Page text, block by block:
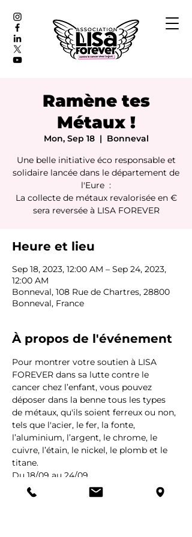
Ramène tes
Métaux !
Mon, Sep 18
  |
Bonneval
Une belle initiative éco responsable et
solidaire lancée dans le département de
l'Eure :
La collecte de métaux revalorisée en €
sera reversée à LISA FOREVER
Heure et lieu
Sep 18, 2023, 12:00 AM – Sep 24, 2023,
12:00 AM
Bonneval, 108 Rue de Chartres, 28800
Bonneval, France
À propos de l'événement
Pour montrer votre soutien à LISA
FOREVER dans sa lutte contre le
cancer chez l’enfant, vous pouvez
déposer dans la benne tous les types
de métaux, qu'ils soient ferreux ou non,
tels que l'acier, le fer, la fonte,
l’aluminium, l’argent, le chrome, le
cuivre, l’étain, le nickel, le plomb et le
titane.
Du 18/09 au 24/09
Commune de Bonneval – Benne située
sur le parking du Carrefour des sports